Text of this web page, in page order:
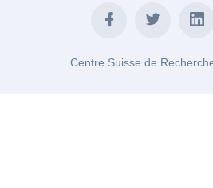
Centre Suisse de